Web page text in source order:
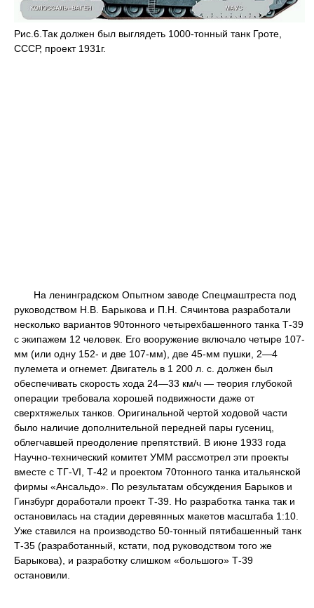
Рис.6.Так должен был выглядеть 1000-тонный танк Гроте,
СССР, проект 1931г.
На ленинградском Опытном заводе Спецмаштреста под
руководством Н.В. Барыкова и П.Н. Сячинтова разработали
несколько вариантов 90тонного четырехбашенного танка Т-39
с экипажем 12 человек. Его вооружение включало четыре 107-
мм (или одну 152- и две 107-мм), две 45-мм пушки, 2—4
пулемета и огнемет. Двигатель в 1 200 л. с. должен был
обеспечивать скорость хода 24—33 км/ч — теория глубокой
операции требовала хорошей подвижности даже от
сверхтяжелых танков. Оригинальной чертой ходовой части
было наличие дополнительной передней пары гусениц,
облегчавшей преодоление препятствий. В июне 1933 года
Научно-технический комитет УММ рассмотрел эти проекты
вместе с ТГ-VI, Т-42 и проектом 70тонного танка итальянской
фирмы «Ансальдо». По результатам обсуждения Барыков и
Гинзбург доработали проект Т-39. Но разработка танка так и
остановилась на стадии деревянных макетов масштаба 1:10.
Уже ставился на производство 50-тонный пятибашенный танк
Т-35 (разработанный, кстати, под руководством того же
Барыкова), и разработку слишком «большого» Т-39
остановили.